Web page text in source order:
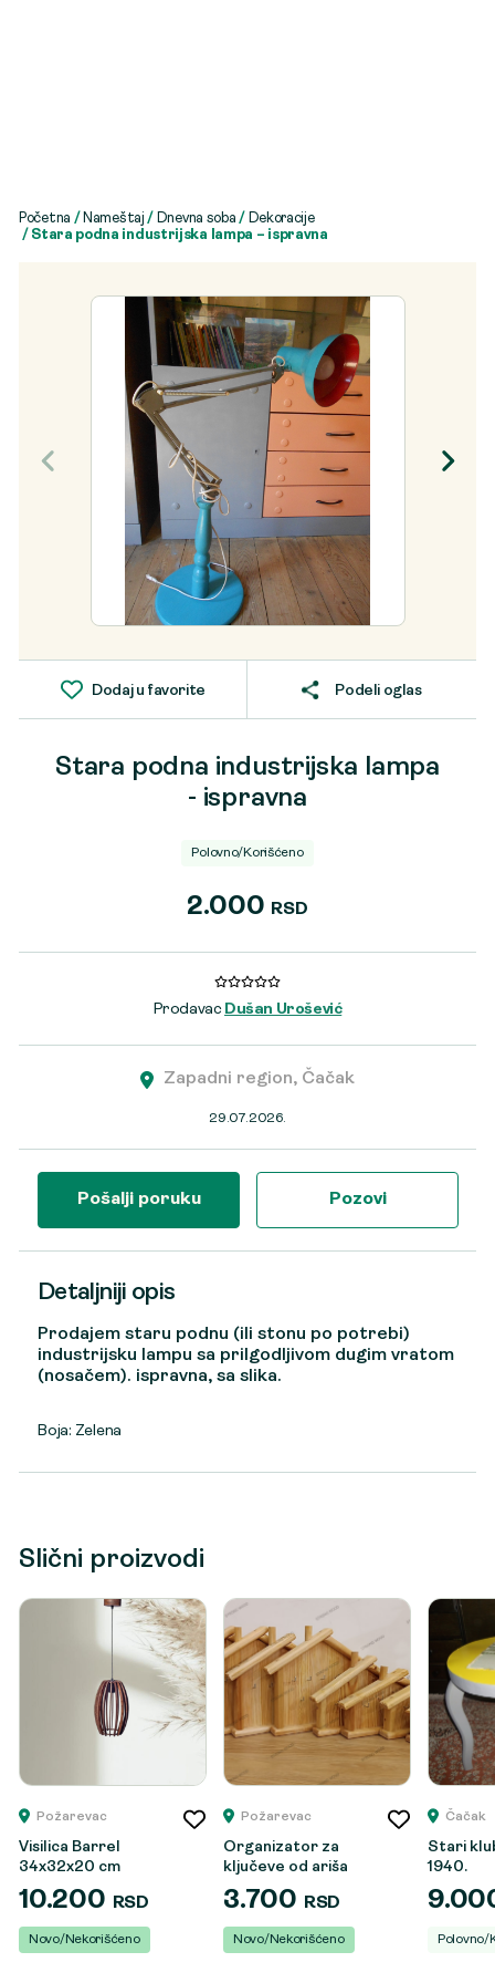
Početna / Nameštaj / Dnevna soba / Dekoracije
/ Stara podna industrijska lampa – ispravna
Dodaj u favorite Podeli oglas
Stara podna industrijska lampa
- ispravna
Polovno/Korišćeno
2.000 RSD
Prodavac Dušan Urošević
Zapadni region, Čačak
29.07.2026.
Pošalji poruku Pozovi
Detaljniji opis
Prodajem staru podnu (ili stonu po potrebi)
industrijsku lampu sa prilgodljivom dugim vratom
(nosačem). ispravna, sa slika.
Boja: Zelena
Slični proizvodi
Požarevac
Visilica Barrel
34x32x20 cm
10.200 RSD
Novo/Nekorišćeno
Požarevac
Organizator za
ključeve od ariša
3.700 RSD
Novo/Nekorišćeno
Čačak
Stari
1940.
Polovno/